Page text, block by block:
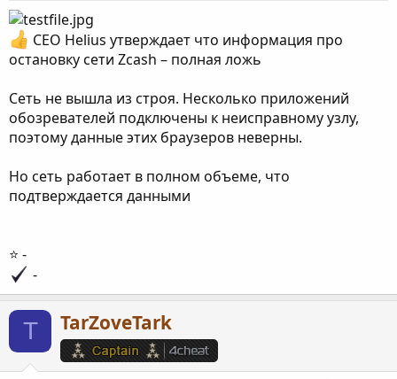
СЕО Helius утверждает что информация про
остановку сети Zcash – полная ложь
Сеть не вышла из строя. Несколько приложений
обозревателей подключены к неисправному узлу,
поэтому данные этих браузеров неверны.
Но сеть работает в полном объеме, что
подтверждается данными
⭐️ -
-
T TarZoveTark